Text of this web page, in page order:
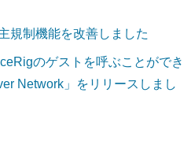
規制機能を改善しました
のゲストを呼ぶことができ
Network」をリリースしまし